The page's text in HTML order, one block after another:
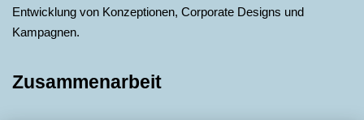
Entwicklung von Konzeptionen, Corporate Designs und
Kampagnen.
Zusammenarbeit